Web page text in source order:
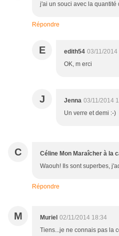
j'ai un souci avec la quantité
Répondre
E edith54 03/11/2014
OK, m erci
J Jenna 03/11/2014
Un verre et demi :-)
C Céline Mon Maraîcher à la
Waouh! Ils sont superbes,
Répondre
M Muriel 02/11/2014 18:34
Tiens...je ne connais pas la